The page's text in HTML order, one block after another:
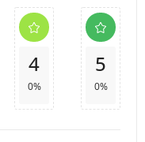
4
0%
5
0%